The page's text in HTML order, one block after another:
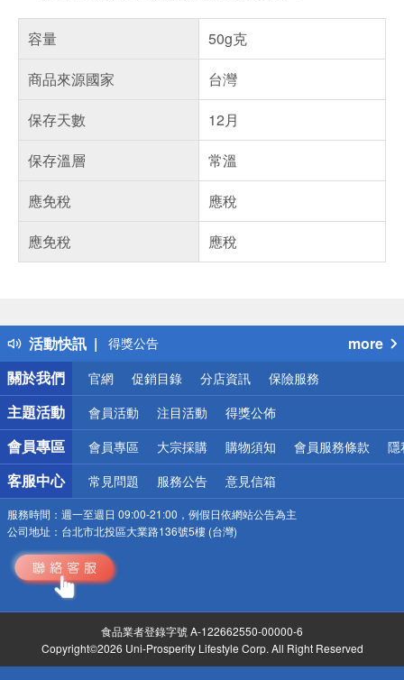
容量
50g克
商品來源國家
台灣
保存天數
12月
保存溫層
常溫
應免稅
應稅
應免稅
應稅
活動快訊
得獎公告
熱門話題
銀行優惠
偏遠地區配送
詐騙網頁！請小心！
more
關於我們
官網 促銷目錄 分店資訊 保險服務
主題活動 會員活動 注目活動 得獎公佈
會員專區 會員專區 大宗採購 購物須知 會員服務條款 隱
客服中心 常見問題 服務公告 意見信箱
服務時間： 週一至週日 09:00-21:00，例假日依網站公告為主
公司地址： 台北市北投區大業路136號5樓 (台灣)
食品業者登錄字號 A-122662550-00000-6
Copyright©2026 Uni-Prosperity Lifestyle Corp. All Right Reserved